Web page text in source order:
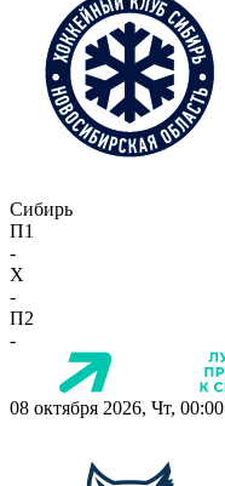
Сибирь
П1
-
X
-
П2
-
08 октября 2026, Чт, 00:00